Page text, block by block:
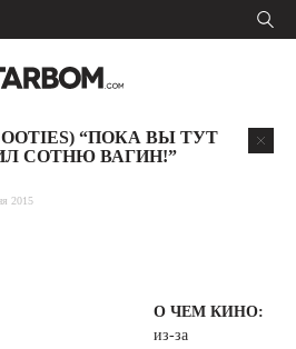
“ПОКА ВЫ ТУТ
СОТНЮ ВАГИН!”
2015
О ЧЕМ КИНО:
из-за